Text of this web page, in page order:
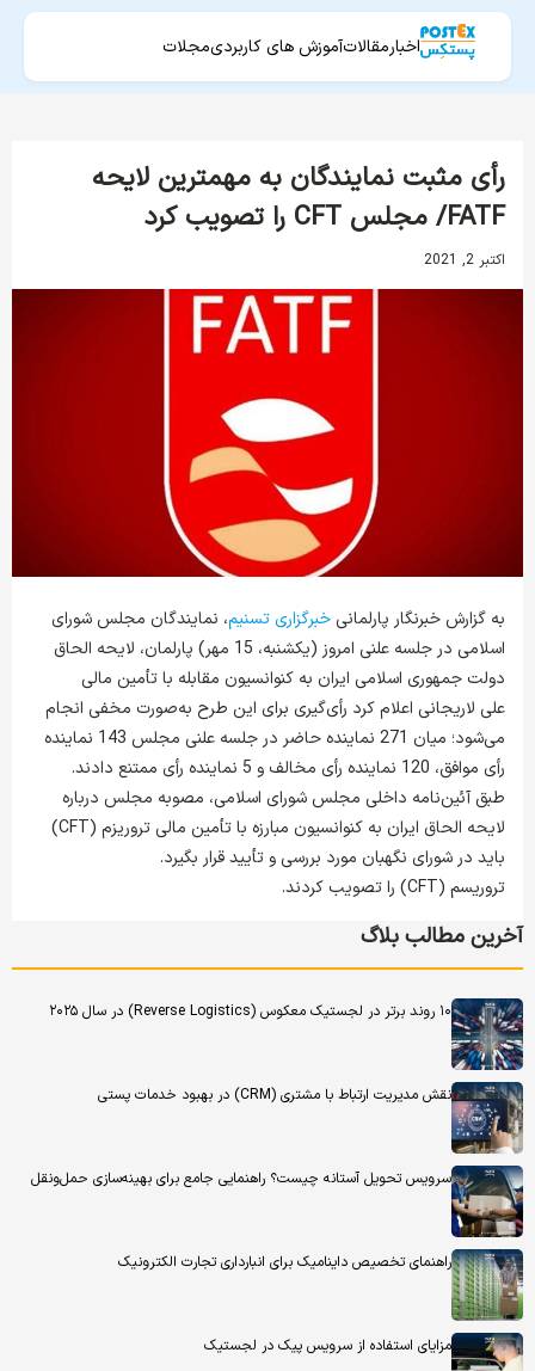
اخبارمقالاتآموزش های کاربردیمجلات
رأی مثبت نمایندگان به مهمترین لایحه
FATF/ مجلس CFT را تصویب کرد
اکتبر 2, 2021
به گزارش خبرنگار پارلمانی خبرگزاری تسنیم، نمایندگان مجلس شورای
اسلامی در جلسه علنی امروز (یکشنبه، 15 مهر) پارلمان، لایحه الحاق
دولت جمهوری اسلامی ایران به کنوانسیون مقابله با تأمین مالی
علی لاریجانی اعلام کرد رأی‌گیری برای این طرح به‌صورت مخفی انجام
می‌شود؛ میان 271 نماینده حاضر در جلسه علنی مجلس 143 نماینده
رأی موافق، 120 نماینده رأی مخالف و 5 نماینده رأی ممتنع دادند.
طبق آئین‌نامه داخلی مجلس شورای اسلامی، مصوبه مجلس درباره
لایحه الحاق ایران به کنوانسیون مبارزه با تأمین مالی تروریزم (CFT)
باید در شورای نگهبان مورد بررسی و تأیید قرار بگیرد.
تروریسم (CFT) را تصویب کردند.
آخرین مطالب بلاگ
۱۰ روند برتر در لجستیک معکوس (Reverse Logistics) در سال ۲۰۲۵
نقش مدیریت ارتباط با مشتری (CRM) در بهبود خدمات پستی
سرویس تحویل آستانه چیست؟ راهنمایی جامع برای بهینه‌سازی حمل‌ونقل
راهنمای تخصیص داینامیک برای انبارداری تجارت الکترونیک
مزایای استفاده از سرویس پیک در لجستیک